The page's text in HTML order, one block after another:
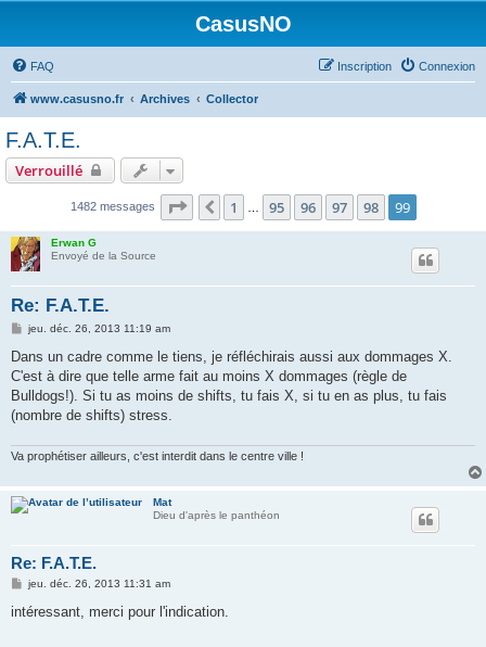
CasusNO
FAQ Connexion
Inscription
www.casusno.fr Archives Collector
F.A.T.E.
Verrouillé
1482 messages Page 99 sur 99
Précédent
1 95 96 97 98 99
Erwan G
Envoyé de la Source
Re: F.A.T.E.
M
s
a
g
jeu. déc. 26, 2013 11:19 am
Dans un cadre comme le tiens, je réfléchirais aussi aux dommages X.
C'est à dire que telle arme fait au moins X dommages (règle de
Bulldogs!). Si tu as moins de shifts, tu fais X, si tu en as plus, tu fais
(nombre de shifts) stress.
Va prophétiser ailleurs, c'est interdit dans le centre ville !
Mat
Dieu d'après le panthéon
Re: F.A.T.E.
M
s
jeu. déc. 26, 2013 11:31 am
intéressant, merci pour l'indication.